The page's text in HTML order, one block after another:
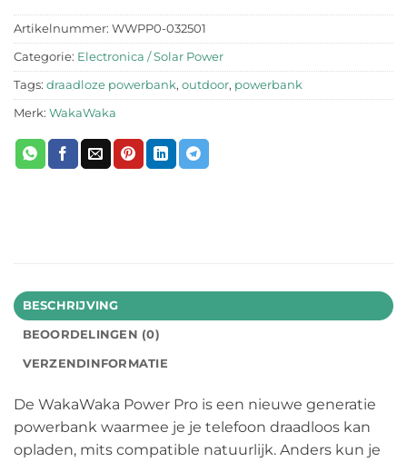
Artikelnummer: WWPP0-032501
Categorie: Electronica / Solar Power
Tags: draadloze powerbank, outdoor, powerbank
Merk: WakaWaka
BESCHRIJVING
BEOORDELINGEN (0)
VERZENDINFORMATIE
De WakaWaka Power Pro is een nieuwe generatie
powerbank waarmee je je telefoon draadloos kan
opladen, mits compatible natuurlijk. Anders kun je